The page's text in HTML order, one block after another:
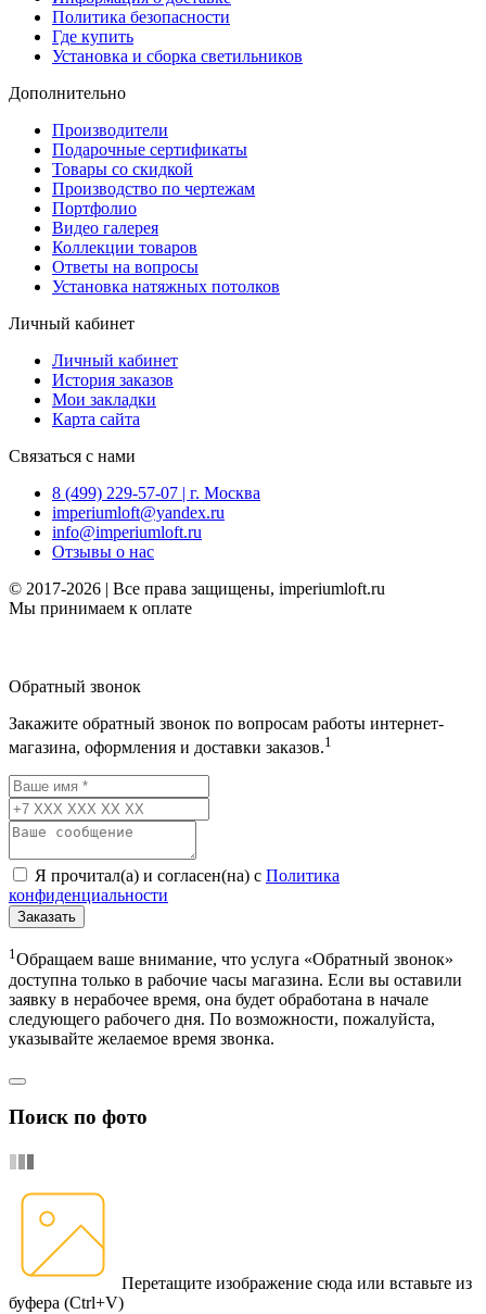
Политика безопасности
Где купить
Установка и сборка светильников
Дополнительно
Производители
Подарочные сертификаты
Товары со скидкой
Производство по чертежам
Портфолио
Видео галерея
Коллекции товаров
Ответы на вопросы
Установка натяжных потолков
Личный кабинет
Личный кабинет
История заказов
Мои закладки
Карта сайта
Связаться с нами
8 (499) 229-57-07 | г. Москва
imperiumloft@yandex.ru
info@imperiumloft.ru
Отзывы о нас
© 2017-2026 | Все права защищены, imperiumloft.ru
Мы принимаем к оплате
Обратный звонок
Закажите обратный звонок по вопросам работы интернет-
магазина, оформления и доставки заказов.1
Я прочитал(а) и согласен(на) с Политика
конфиденциальности
Заказать
1Обращаем ваше внимание, что услуга «Обратный звонок»
доступна только в рабочие часы магазина. Если вы оставили
заявку в нерабочее время, она будет обработана в начале
следующего рабочего дня. По возможности, пожалуйста,
указывайте желаемое время звонка.
Поиск по фото
Перетащите изображение сюда или вставьте из
буфера (Ctrl+V)